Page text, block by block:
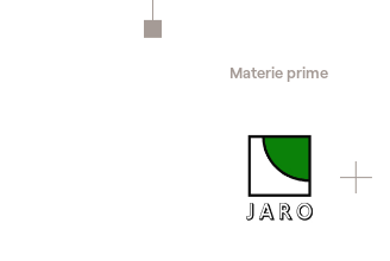
Materie prime